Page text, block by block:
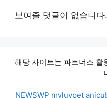
보여줄 댓글이 없습니다.
해당 사이트는 파트너스 활
NEWSWP myluvpet